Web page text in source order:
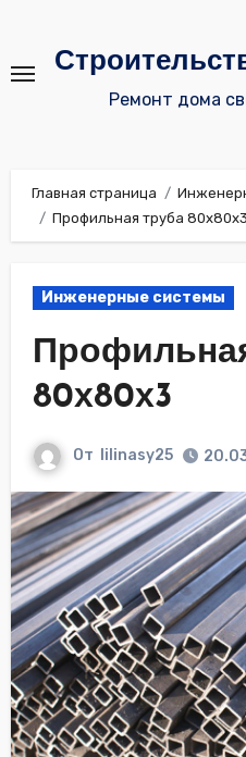
содержимому
Ремонт дома
Главная страница
Профильная труба 80х80х3
Инженерные системы
80х80х3
От lilinasy25